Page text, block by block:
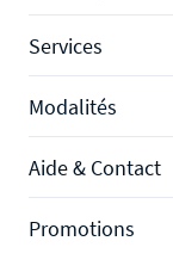
Services
Modalités
Aide & Contact
Promotions